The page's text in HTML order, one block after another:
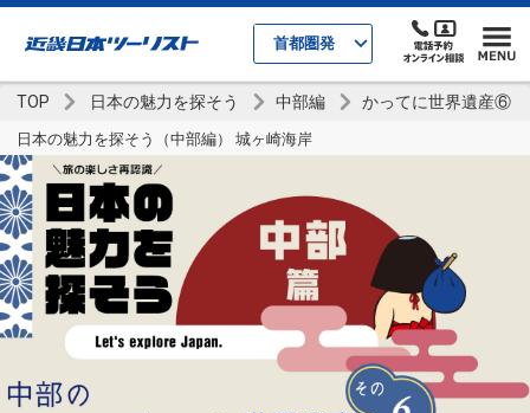
首都圏発
TOP 日本の魅力を探そう 中部編 かってに世界遺産⑥
日本の魅力を探そう（中部編） 城ヶ崎海岸